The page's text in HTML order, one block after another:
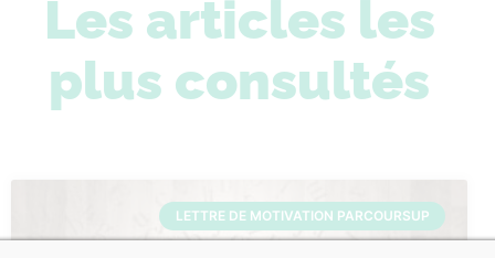
Les articles les
plus consultés
LETTRE DE MOTIVATION PARCOURSUP